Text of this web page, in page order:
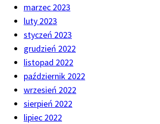
marzec 2023
luty 2023
styczeń 2023
grudzień 2022
listopad 2022
październik 2022
wrzesień 2022
sierpień 2022
lipiec 2022